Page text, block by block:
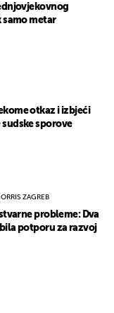
samo metar
otkaz i izbjeći
sudske sporove
ZAGREB
probleme: Dva
potporu za razvoj